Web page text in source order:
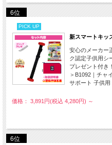
6位
PICK UP
新スマートキッ
安心のメーカー
ク認定子供用シ
プレゼント付き
＞B1092｜チャ
サポート 子供
価格： 3,891円(税込 4,280円) ～
6位